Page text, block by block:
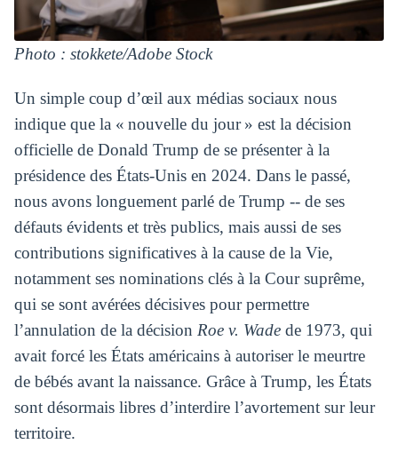
Photo : stokkete/Adobe Stock
Un simple coup d’œil aux médias sociaux nous
indique que la « nouvelle du jour » est la décision
officielle de Donald Trump de se présenter à la
présidence des États-Unis en 2024. Dans le passé,
nous avons longuement parlé de Trump -- de ses
défauts évidents et très publics, mais aussi de ses
contributions significatives à la cause de la Vie,
notamment ses nominations clés à la Cour suprême,
qui se sont avérées décisives pour permettre
l’annulation de la décision Roe v. Wadede 1973, qui
avait forcé les États américains à autoriser le meurtre
de bébés avant la naissance. Grâce à Trump, les États
sont désormais libres d’interdire l’avortement sur leur
territoire.